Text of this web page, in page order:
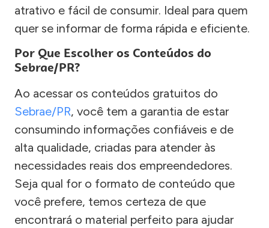
atrativo e fácil de consumir. Ideal para quem
quer se informar de forma rápida e eficiente.
Por Que Escolher os Conteúdos do
Sebrae/PR?
Ao acessar os conteúdos gratuitos do
Sebrae/PR, você tem a garantia de estar
consumindo informações confiáveis e de
alta qualidade, criadas para atender às
necessidades reais dos empreendedores.
Seja qual for o formato de conteúdo que
você prefere, temos certeza de que
encontrará o material perfeito para ajudar